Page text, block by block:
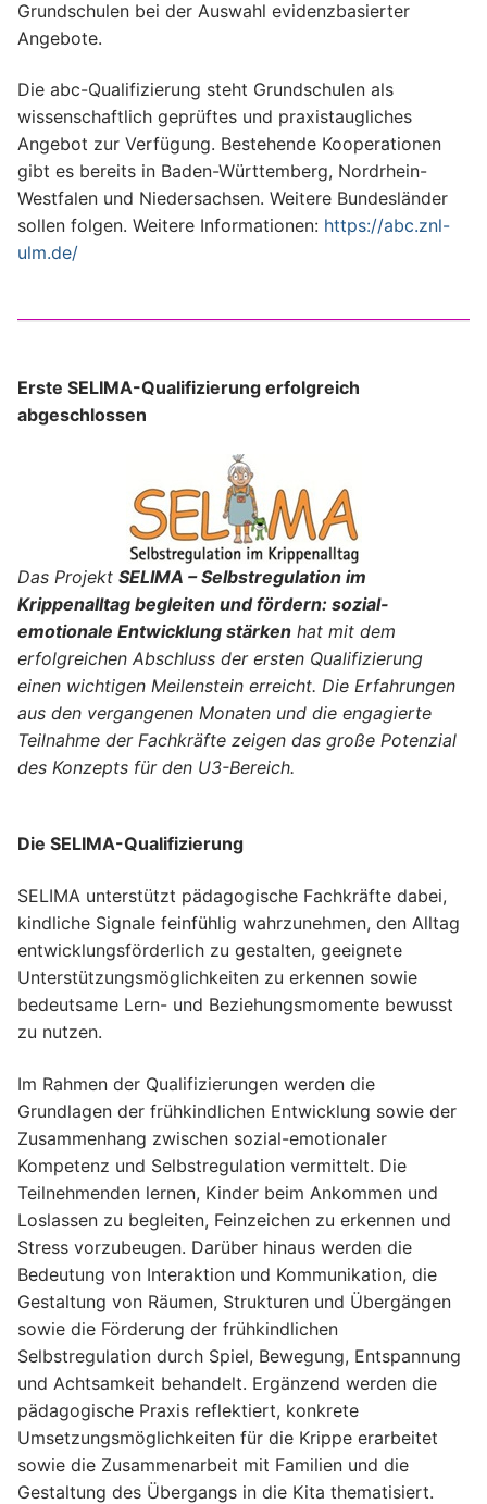
Grundschulen bei der Auswahl evidenzbasierter
Angebote.
Die abc-Qualifizierung steht Grundschulen als
wissenschaftlich geprüftes und praxistaugliches
Angebot zur Verfügung. Bestehende Kooperationen
gibt es bereits in Baden-Württemberg, Nordrhein-
Westfalen und Niedersachsen. Weitere Bundesländer
sollen folgen. Weitere Informationen: https://abc.znl-
ulm.de/
Erste SELIMA-Qualifizierung erfolgreich
abgeschlossen
Das Projekt SELIMA – Selbstregulation im
Krippenalltag begleiten und fördern: sozial-
emotionale Entwicklung stärken hat mit dem
erfolgreichen Abschluss der ersten Qualifizierung
einen wichtigen Meilenstein erreicht. Die Erfahrungen
aus den vergangenen Monaten und die engagierte
Teilnahme der Fachkräfte zeigen das große Potenzial
des Konzepts für den U3-Bereich.
Die SELIMA-Qualifizierung
SELIMA unterstützt pädagogische Fachkräfte dabei,
kindliche Signale feinfühlig wahrzunehmen, den Alltag
entwicklungsförderlich zu gestalten, geeignete
Unterstützungsmöglichkeiten zu erkennen sowie
bedeutsame Lern- und Beziehungsmomente bewusst
zu nutzen.
Im Rahmen der Qualifizierungen werden die
Grundlagen der frühkindlichen Entwicklung sowie der
Zusammenhang zwischen sozial-emotionaler
Kompetenz und Selbstregulation vermittelt. Die
Teilnehmenden lernen, Kinder beim Ankommen und
Loslassen zu begleiten, Feinzeichen zu erkennen und
Stress vorzubeugen. Darüber hinaus werden die
Bedeutung von Interaktion und Kommunikation, die
Gestaltung von Räumen, Strukturen und Übergängen
sowie die Förderung der frühkindlichen
Selbstregulation durch Spiel, Bewegung, Entspannung
und Achtsamkeit behandelt. Ergänzend werden die
pädagogische Praxis reflektiert, konkrete
Umsetzungsmöglichkeiten für die Krippe erarbeitet
sowie die Zusammenarbeit mit Familien und die
Gestaltung des Übergangs in die Kita thematisiert.